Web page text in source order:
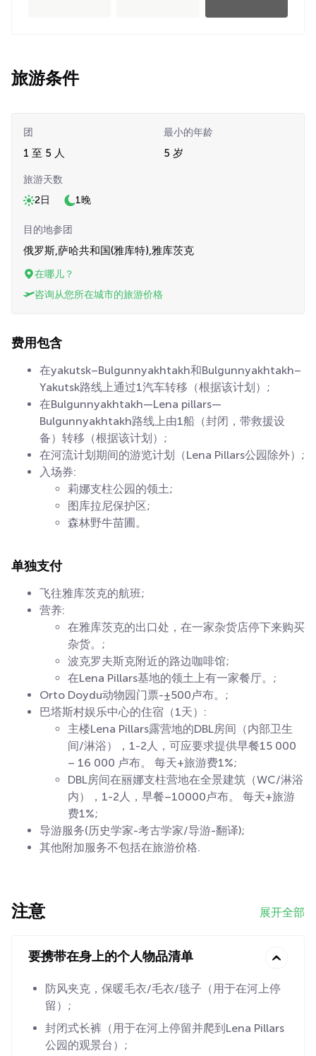
旅游条件
团
1 至 5 人
最小的年龄
5 岁
旅游天数
2日
1晚
目的地参团
俄罗斯,萨哈共和国(雅库特),雅库茨克
在哪儿？
咨询从您所在城市的旅游价格
费用包含
在yakutsk–Bulgunnyakhtakh和Bulgunnyakhtakh–
Yakutsk路线上通过1汽车转移（根据该计划）;
在Bulgunnyakhtakh—Lena pillars—
Bulgunnyakhtakh路线上由1船（封闭，带救援设
备）转移（根据该计划）;
在河流计划期间的游览计划（Lena Pillars公园除外）;
入场券:
莉娜支柱公园的领土;
图库拉尼保护区;
森林野牛苗圃。
单独支付
飞往雅库茨克的航班;
营养:
在雅库茨克的出口处，在一家杂货店停下来购买
杂货。;
波克罗夫斯克附近的路边咖啡馆;
在Lena Pillars基地的领土上有一家餐厅。;
Orto Doydu动物园门票-±500卢布。;
巴塔斯村娱乐中心的住宿（1天）:
主楼Lena Pillars露营地的DBL房间（内部卫生
间/淋浴），1-2人，可应要求提供早餐15 000
– 16 000 卢布。 每天+旅游费1%;
DBL房间在丽娜支柱营地在全景建筑（WC/淋浴
内），1-2人，早餐–10000卢布。 每天+旅游
费1%;
导游服务(历史学家-考古学家/导游-翻译);
其他附加服务不包括在旅游价格.
注意 展开全部
要携带在身上的个人物品清单
防风夹克，保暖毛衣/毛衣/毯子（用于在河上停
留）;
封闭式长裤（用于在河上停留并爬到Lena Pillars
公园的观景台）;